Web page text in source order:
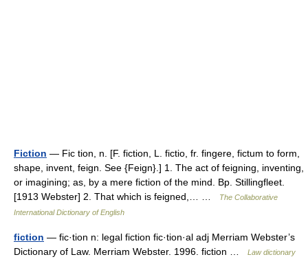
Fiction — Fic tion, n. [F. fiction, L. fictio, fr. fingere, fictum to form,
shape, invent, feign. See {Feign}.] 1. The act of feigning, inventing,
or imagining; as, by a mere fiction of the mind. Bp. Stillingfleet.
[1913 Webster] 2. That which is feigned,… …
The Collaborative
International Dictionary of English
fiction — fic·tion n: legal fiction fic·tion·al adj Merriam Webster’s
Dictionary of Law. Merriam Webster. 1996. fiction …
Law dictionary